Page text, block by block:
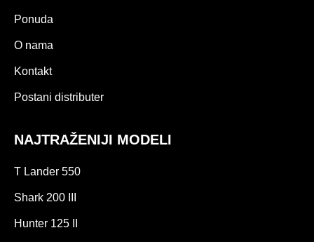
Ponuda
O nama
Kontakt
Postani distributer
NAJTRAŽENIJI MODELI
T Lander 550
Shark 200 III
Hunter 125 II